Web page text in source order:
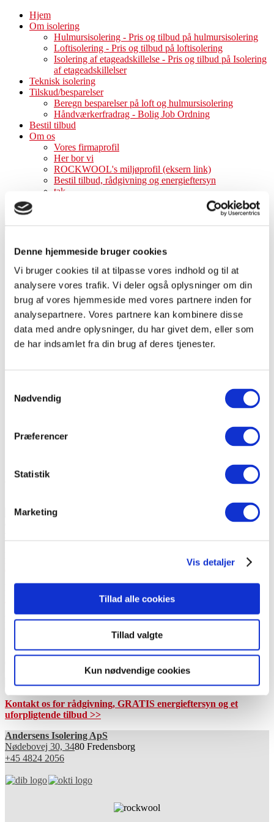
Denne hjemmeside bruger cookies
Vi bruger cookies til at tilpasse vores indhold og til at
analysere vores trafik. Vi deler også oplysninger om din
brug af vores hjemmeside med vores partnere inden for
analysepartnere. Vores partnere kan kombinere disse
data med andre oplysninger, du har givet dem, eller som
de har indsamlet fra din brug af deres tjenester.
Nødvendig
Præferencer
Statistik
Marketing
Vis detaljer
Tillad alle cookies
Tillad valgte
Kun nødvendige cookies
Hjem
Om isolering
Hulmursisolering - Pris og tilbud på hulmursisolering
Loftisolering - Pris og tilbud på loftisolering
Isolering af etageadskillelse - Pris og tilbud på Isolering
af etageadskillelser
Teknisk isolering
Tilskud/besparelser
Beregn besparelser på loft og hulmursisolering
Håndværkerfradrag - Bolig Job Ordning
Bestil tilbud
Om os
Vores firmaprofil
Her bor vi
ROCKWOOL's miljøprofil (eksern link)
Bestil tilbud, rådgivning og energieftersyn
tak
Om isolering
Hulmursisolering - Pris og tilbud på
hulmursisolering
Loftisolering - Pris og tilbud på loftisolering
Isolering af etageadskillelse - Pris og tilbud på
Isolering af etageadskillelser
Teknisk isolering
Tilskud/besparelser
Om os
Vores firmaprofil
Bestil tilbud, rådgivning og energieftersyn
I dette afsnit kan du danne dig et
overblik over de besparelser og tilskud, som du kan opnå ved at
henholdsvis loft- og hulmursisolering i kr. og Co2 udledning.
Du kan læse om, hvordan du gør, for at få glæde af
Håndværkerfradraget - Bolig Job Ordningen
Du kan altid kontakte dit lokale energiselskab for deres eventuelle
tilskud til isoleringsopgaver.
Du kan også kontakte "Energitilskud Danmark", som kan hjælpe
Kontakt os for rådgivning, GRATIS energieftersyn og et
uforpligtende tilbud >>
Andersens Isolering ApS
Nødebovej 30, 3480 Fredensborg
+45 4824 2056